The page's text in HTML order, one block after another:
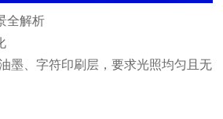
全解析
、字符印刷层，要求光照均匀且无